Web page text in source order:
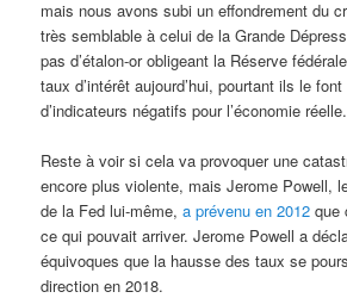
mais nous avons subi un effondrement du
très semblable à celui de la Grande
pas d’étalon-or obligeant la Réserve
taux d’intérêt aujourd’hui, pourtant ils le
d’indicateurs négatifs pour l’économie réelle.
Reste à voir si cela va provoquer une
encore plus violente, mais Jerome Powell,
de la Fed lui-même,a prévenu en 2012 que
ce qui pouvait arriver. Jerome Powell a
équivoques que la hausse des taux se
direction en 2018.